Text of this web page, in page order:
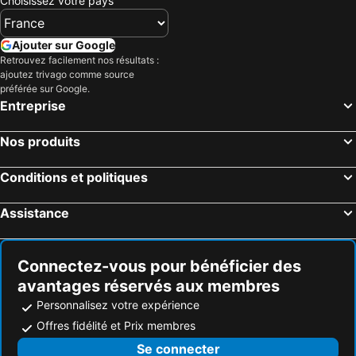
Lignano Sabbiadoro, Frioul Vénétie julienne Hôtels
Trieste, Frioul Vénétie julienne Hôtels
Koper, Obalno-kraška Hôtels
Bad Kleinkirchheim, Carinthie Hôtels
Bovec, Goriška Hôtels
Ajouter sur Google
Retrouvez facilement nos résultats :
ajoutez trivago comme source
préférée sur Google.
Entreprise
Nos produits
Conditions et politiques
Assistance
Connectez-vous pour bénéficier des
avantages réservés aux membres
Personnalisez votre expérience
Offres fidélité et Prix membres
Se connecter